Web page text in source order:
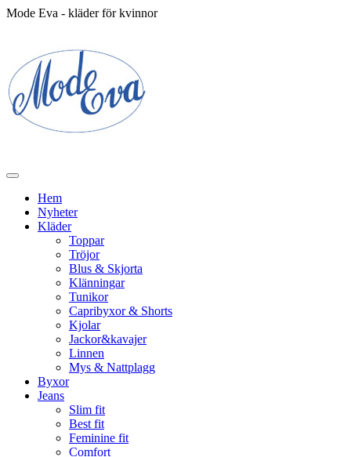
Mode Eva - kläder för kvinnor
Hem
Nyheter
Kläder
Toppar
Tröjor
Blus & Skjorta
Klänningar
Tunikor
Capribyxor & Shorts
Kjolar
Jackor&kavajer
Linnen
Mys & Nattplagg
Byxor
Jeans
Slim fit
Best fit
Feminine fit
Comfort